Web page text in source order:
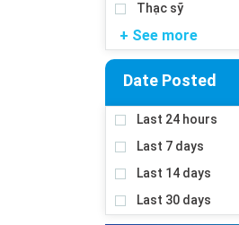
Thạc sỹ
+ See more
Date Posted
Last 24 hours
Last 7 days
Last 14 days
Last 30 days